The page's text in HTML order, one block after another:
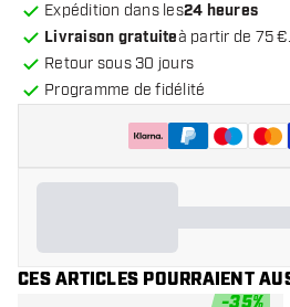
Expédition dans les24 heures
Livraison gratuiteà partir de 75 €.
Retour sous 30 jours
Programme de fidélité
CES ARTICLES POURRAIENT